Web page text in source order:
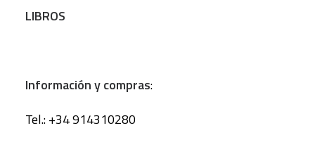
LIBROS
Información y compras:
Tel.: +34 914310280